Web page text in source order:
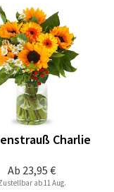
Ab 23,95 €
Charlie
ab 11 Aug.